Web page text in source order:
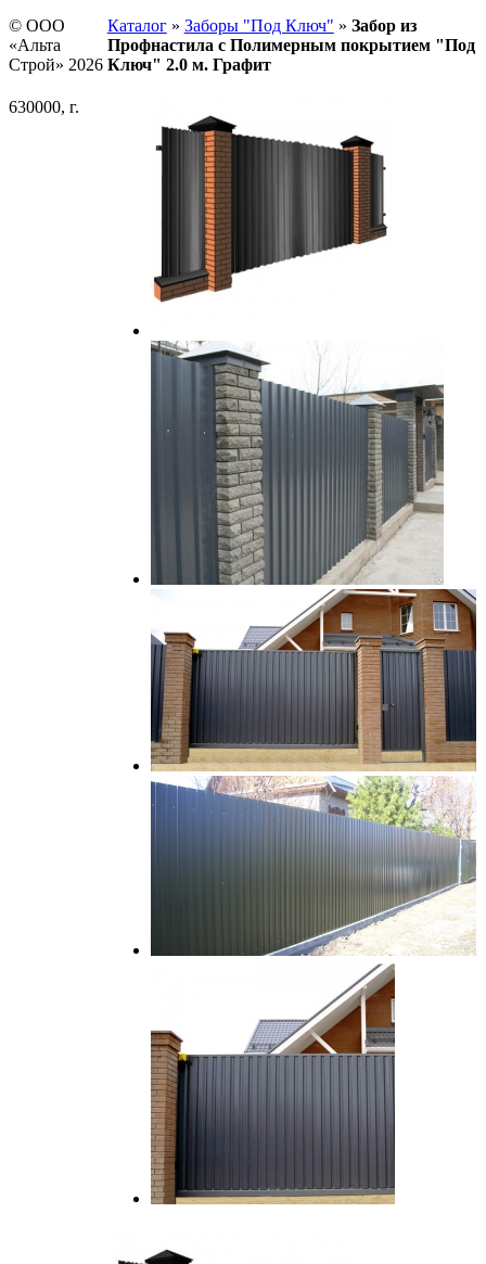
Каталог» Заборы "Под Ключ" » Забор из
Профнастила с Полимерным покрытием "Под
Ключ" 2.0 м. Графит
© ООО
«Альта
Строй» 2026
630000, г.